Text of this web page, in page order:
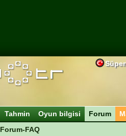
Tahmin Oyun bilgisi
Forum
Forum-FAQ